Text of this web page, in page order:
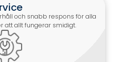
och snabb respons för alla
att allt fungerar smidigt.